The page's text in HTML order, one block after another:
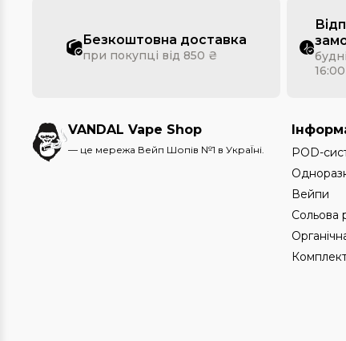
Безкоштовна доставка
при покупці від 850 ₴
16:00
VANDAL Vape Shop
— це мережа Вейп Шопів №1 в УкраЇні.
POD-
Вейпи
Сольова